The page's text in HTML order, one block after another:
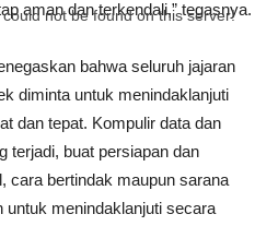
aman dan terkendali,” tegasnya.
bahwa seluruh jajaran
diminta untuk menindaklanjuti
dan tepat. Kompulir data dan
terjadi, buat persiapan dan
cara bertindak maupun sarana
untuk menindaklanjuti secara
not be found on this server!